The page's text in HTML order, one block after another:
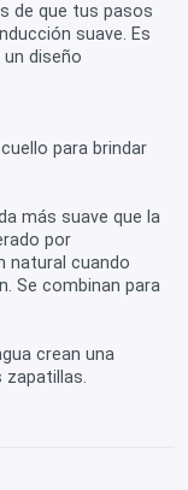
de que tus pasos
suave. Es
diseño
para brindar
más suave que la
por
natural cuando
Se combinan para
crean una